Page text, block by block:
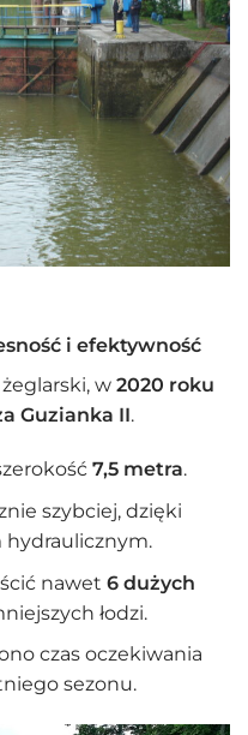
i efektywność
w 2020 roku
Guzianka II.
7,5 metra.
szybciej, dzięki
nawet 6 dużych
łodzi.
czas oczekiwania
sezonu.